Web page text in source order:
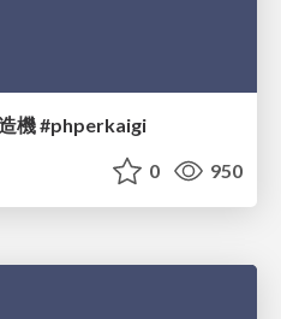
機 #phperkaigi
0 950